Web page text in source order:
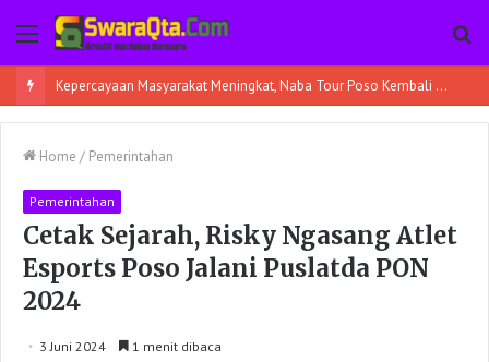
Menu
Kepercayaan Masyarakat Meningkat, Naba Tour Poso Kembali Berangkatkan 45 Jamaah Umroh
Home / Pemerintahan
Pemerintahan
Cetak Sejarah, Risky Ngasang Atlet
Esports Poso Jalani Puslatda PON
2024
3 Juni 2024 1 menit dibaca